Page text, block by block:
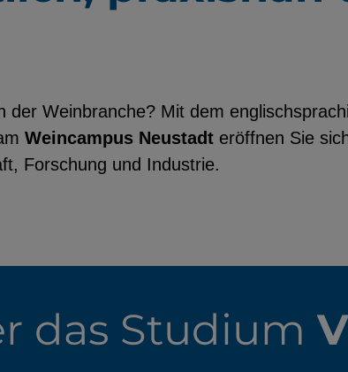
der Weinbranche? Mit dem
Weincampus Neustadt eröffnen Sie
Forschung und Industrie.
das Studium
Einbinden